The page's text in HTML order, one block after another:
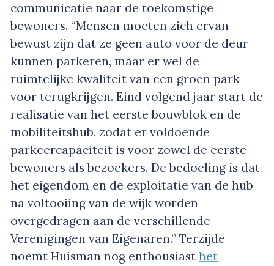
communicatie naar de toekomstige
bewoners. “Mensen moeten zich ervan
bewust zijn dat ze geen auto voor de deur
kunnen parkeren, maar er wel de
ruimtelijke kwaliteit van een groen park
voor terugkrijgen. Eind volgend jaar start de
realisatie van het eerste bouwblok en de
mobiliteitshub, zodat er voldoende
parkeercapaciteit is voor zowel de eerste
bewoners als bezoekers. De bedoeling is dat
het eigendom en de exploitatie van de hub
na voltooiing van de wijk worden
overgedragen aan de verschillende
Verenigingen van Eigenaren.” Terzijde
noemt Huisman nog enthousiast het